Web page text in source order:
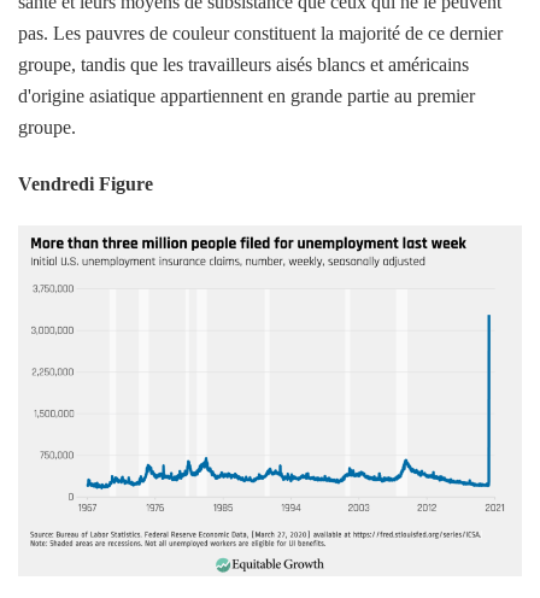
pas. Les pauvres de couleur constituent la majorité de ce dernier
groupe, tandis que les travailleurs aisés blancs et américains
d'origine asiatique appartiennent en grande partie au premier
groupe.
Vendredi Figure